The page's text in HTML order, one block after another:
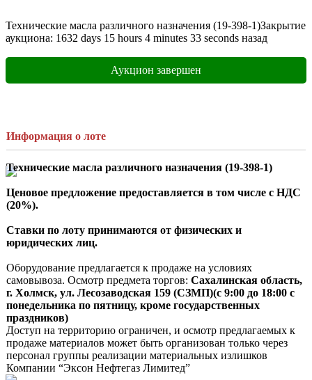
Технические масла различного назначения (19-398-1)Закрытие
аукциона: 1632 days 15 hours 4 minutes 33 seconds назад
Аукцион завершен
Информация о лоте
Технические масла различного назначения (19-398-1)
Ценовое предложение предоставляется в том числе с НДС
(20%).
Ставки по лоту принимаются от физических и
юридических лиц.
Оборудование предлагается к продаже на условиях
самовывоза. Осмотр предмета торгов: Сахалинская область,
г. Холмск, ул. Лесозаводская 159 (СЗМП)(с 9:00 до 18:00 с
понедельника по пятницу, кроме государственных
праздников)
Доступ на территорию ограничен, и осмотр предлагаемых к
продаже материалов может быть организован только через
персонал группы реализации материальных излишков
Компании “Эксон Нефтегаз Лимитед”